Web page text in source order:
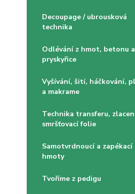
Decoupage / ubrousková
technika
Odlévání z hmot, betonu a
pryskyřice
Vyšívání, šití, háčkování,
a makrame
Technika transferu,
smršťovací folie
Samotvrdnoucí a zapékací
hmoty
Tvoříme z pedigu